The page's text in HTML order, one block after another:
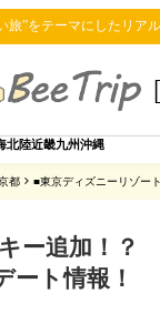
旅”をテーマにしたリア
北陸近畿九州沖縄
都 ■東京ディズニーリゾート
キー追加！
ート情報！